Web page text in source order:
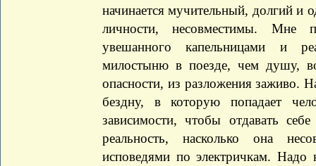
начинается мучительный, долгий и
личности, несовместимы. Мне
увешанного капельницами и
милостыню в поезде, чем душу,
опасности, из разложения заживо.
бездну, в которую попадает
зависимости, чтобы отдавать
реальность, насколько она
исповедями по электричкам.